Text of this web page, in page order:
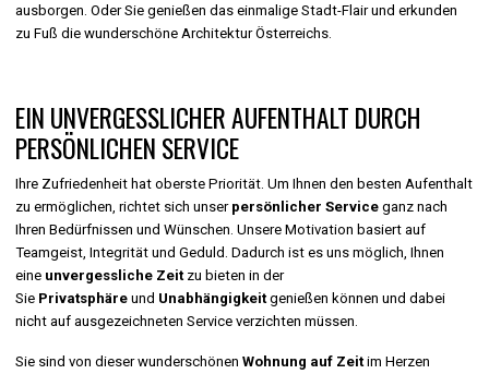
ausborgen. Oder Sie genießen das einmalige Stadt-Flair und erkunden
zu Fuß die wunderschöne Architektur Österreichs.
EIN UNVERGESSLICHER AUFENTHALT DURCH
PERSÖNLICHEN SERVICE
Ihre Zufriedenheit hat oberste Priorität. Um Ihnen den besten Aufenthalt
zu ermöglichen, richtet sich unser persönlicher Service ganz nach
Ihren Bedürfnissen und Wünschen. Unsere Motivation basiert auf
Teamgeist, Integrität und Geduld. Dadurch ist es uns möglich, Ihnen
eine unvergessliche Zeit zu bieten in der
Sie Privatsphäre und Unabhängigkeit genießen können und dabei
nicht auf ausgezeichneten Service verzichten müssen.
Sie sind von dieser wunderschönenWohnung auf Zeit im Herzen